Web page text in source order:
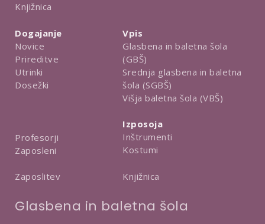
Knjižnica
Dogajanje
Novice
Prireditve
Utrinki
Dosežki
Profesorji
Zaposleni
Zaposlitev
Vpis
Glasbena in baletna šola
(GBŠ)
Srednja glasbena in baletna
šola (SGBŠ)
Višja baletna šola (VBŠ)
Izposoja
Inštrumenti
Kostumi
Knjižnica
Glasbena in baletna šola